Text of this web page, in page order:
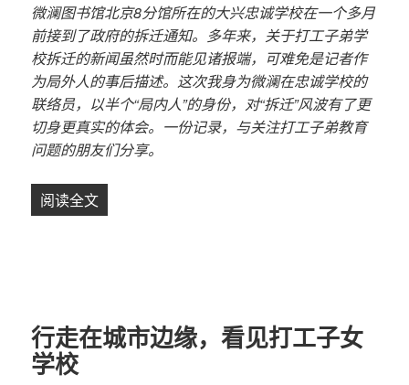
微澜图书馆北京8分馆所在的大兴忠诚学校在一个多月
前接到了政府的拆迁通知。多年来，关于打工子弟学
校拆迁的新闻虽然时而能见诸报端，可难免是记者作
为局外人的事后描述。这次我身为微澜在忠诚学校的
联络员，以半个“局内人”的身份，对“拆迁”风波有了更
切身更真实的体会。一份记录，与关注打工子弟教育
问题的朋友们分享。
阅读全文
行走在城市边缘，看见打工子女
学校